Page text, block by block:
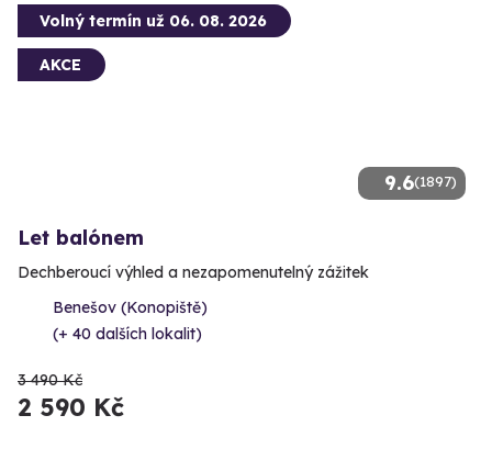
9.6(1897)
Volný termín už 06. 08. 2026
AKCE
Let balónem
Dechberoucí výhled a nezapomenutelný zážitek
Benešov (Konopiště)
(+ 40 dalších lokalit)
3 490 Kč
2 590 Kč